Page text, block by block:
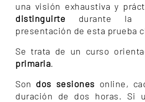
una visión exhaustiva y
distinguirte durante la
presentación de esta prueba
Se trata de un curso
primaria.
Son dos sesiones online,
duración de dos horas. Si